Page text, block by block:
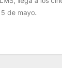
de mayo.